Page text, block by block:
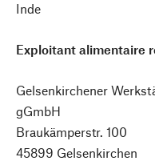
Inde
Exploitant alimentaire
Gelsenkirchener
gGmbH
Braukämperstr. 100
45899 Gelsenkirchen